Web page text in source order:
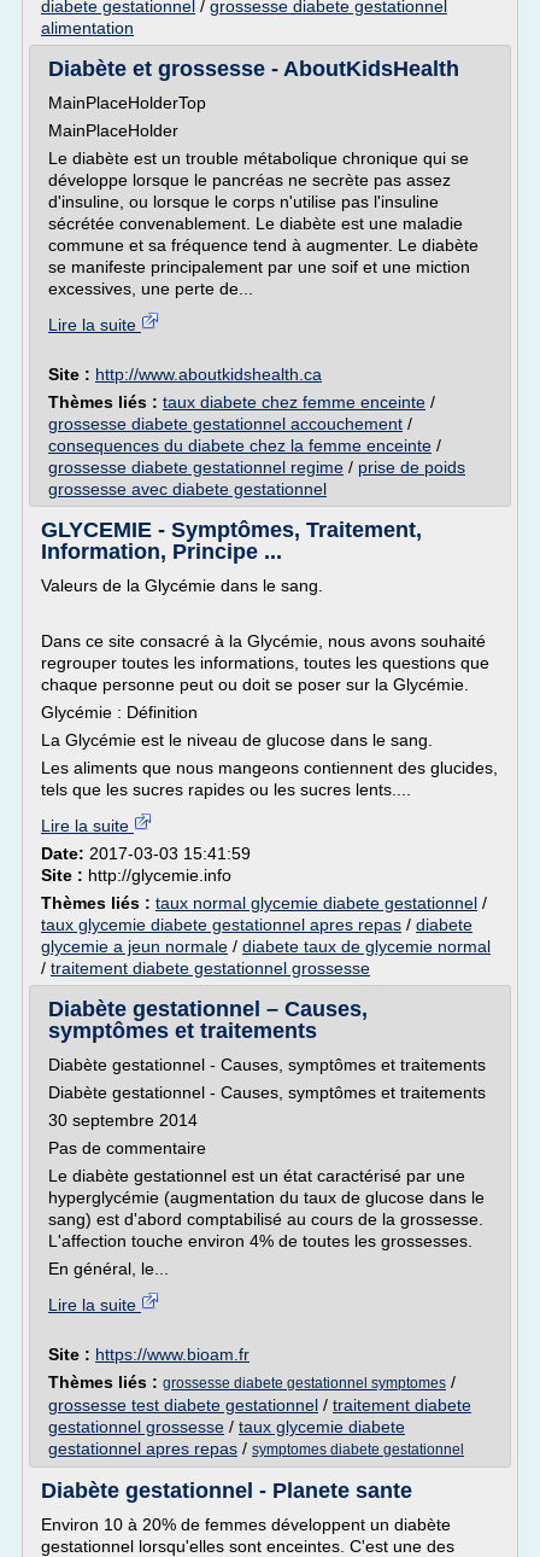
diabete gestationnel / grossesse diabete gestationnel
alimentation
Diabète et grossesse - AboutKidsHealth
MainPlaceHolderTop
MainPlaceHolder
Le diabète est un trouble métabolique chronique qui se
développe lorsque le pancréas ne secrète pas assez
d'insuline, ou lorsque le corps n'utilise pas l'insuline
sécrétée convenablement. Le diabète est une maladie
commune et sa fréquence tend à augmenter. Le diabète
se manifeste principalement par une soif et une miction
excessives, une perte de...
Lire la suite
Site : http://www.aboutkidshealth.ca
Thèmes liés : taux diabete chez femme enceinte /
grossesse diabete gestationnel accouchement /
consequences du diabete chez la femme enceinte /
grossesse diabete gestationnel regime / prise de poids
grossesse avec diabete gestationnel
GLYCEMIE - Symptômes, Traitement,
Information, Principe ...
Valeurs de la Glycémie dans le sang.
Dans ce site consacré à la Glycémie, nous avons souhaité
regrouper toutes les informations, toutes les questions que
chaque personne peut ou doit se poser sur la Glycémie.
Glycémie : Définition
La Glycémie est le niveau de glucose dans le sang.
Les aliments que nous mangeons contiennent des glucides,
tels que les sucres rapides ou les sucres lents....
Lire la suite
Date: 2017-03-03 15:41:59
Site : http://glycemie.info
Thèmes liés : taux normal glycemie diabete gestationnel /
taux glycemie diabete gestationnel apres repas / diabete
glycemie a jeun normale / diabete taux de glycemie normal
/ traitement diabete gestationnel grossesse
Diabète gestationnel – Causes,
symptômes et traitements
Diabète gestationnel - Causes, symptômes et traitements
Diabète gestationnel - Causes, symptômes et traitements
30 septembre 2014
Pas de commentaire
Le diabète gestationnel est un état caractérisé par une
hyperglycémie (augmentation du taux de glucose dans le
sang) est d'abord comptabilisé au cours de la grossesse.
L'affection touche environ 4% de toutes les grossesses.
En général, le...
Lire la suite
Site : https://www.bioam.fr
Thèmes liés : grossesse diabete gestationnel symptomes /
grossesse test diabete gestationnel / traitement diabete
gestationnel grossesse / taux glycemie diabete
gestationnel apres repas / symptomes diabete gestationnel
Diabète gestationnel - Planete sante
Environ 10 à 20% de femmes développent un diabète
gestationnel lorsqu'elles sont enceintes. C'est une des